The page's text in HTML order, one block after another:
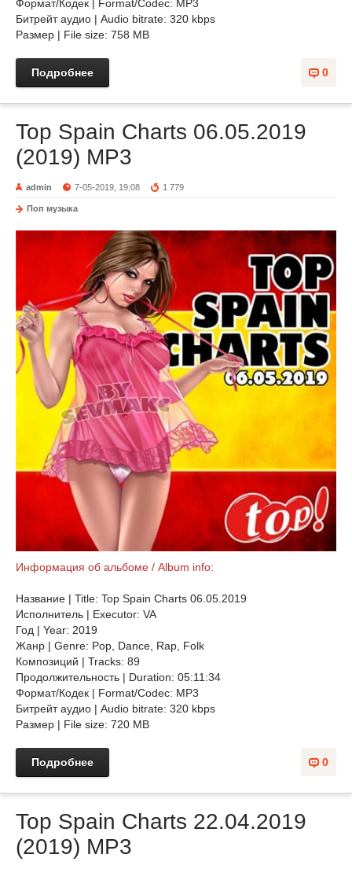
Формат/Кодек | Format/Codec: MP3
Битрейт аудио | Audio bitrate: 320 kbps
Размер | File size: 758 MB
0
Подробнее
Top Spain Charts 06.05.2019
(2019) MP3
admin 7-05-2019, 19:08 1 779
Поп музыка
Информация об альбоме / Album info:
Название | Title: Top Spain Charts 06.05.2019
Исполнитель | Executor: VA
Год | Year: 2019
Жанр | Genre: Pop, Dance, Rap, Folk
Композиций | Tracks: 89
Продолжительность | Duration: 05:11:34
Формат/Кодек | Format/Codec: MP3
Битрейт аудио | Audio bitrate: 320 kbps
Размер | File size: 720 MB
0
Подробнее
Top Spain Charts 22.04.2019
(2019) MP3